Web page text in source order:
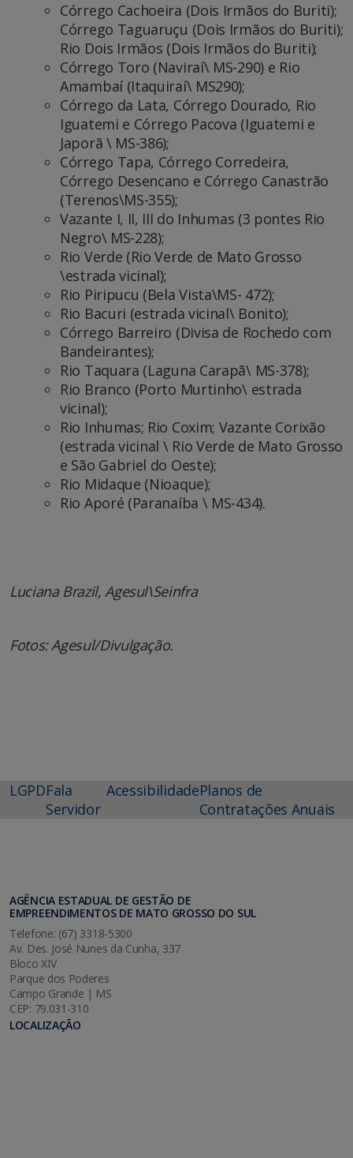
Córrego Cachoeira (Dois Irmãos do Buriti);
Córrego Taguaruçu (Dois Irmãos do Buriti);
Rio Dois Irmãos (Dois Irmãos do Buriti);
Córrego Toro (Naviraí\ MS-290) e Rio
Amambaí (Itaquiraí\ MS290);
Córrego da Lata, Córrego Dourado, Rio
Iguatemi e Córrego Pacova (Iguatemi e
Japorã \ MS-386);
Córrego Tapa, Córrego Corredeira,
Córrego Desencano e Córrego Canastrão
(Terenos\MS-355);
Vazante I, II, III do Inhumas (3 pontes Rio
Negro\ MS-228);
Rio Verde (Rio Verde de Mato Grosso
\estrada vicinal);
Rio Piripucu (Bela Vista\MS- 472);
Rio Bacuri (estrada vicinal\ Bonito);
Córrego Barreiro (Divisa de Rochedo com
Bandeirantes);
Rio Taquara (Laguna Carapã\ MS-378);
Rio Branco (Porto Murtinho\ estrada
vicinal);
Rio Inhumas; Rio Coxim; Vazante Corixão
(estrada vicinal \ Rio Verde de Mato Grosso
e São Gabriel do Oeste);
Rio Midaque (Nioaque);
Rio Aporé (Paranaíba \ MS-434).
Luciana Brazil, Agesul\Seinfra
Fotos: Agesul/Divulgação.
LGPDFala
Servidor
AcessibilidadePlanos de
Contratações Anuais
AGÊNCIA ESTADUAL DE GESTÃO DE
EMPREENDIMENTOS DE MATO GROSSO DO SUL
Telefone: (67) 3318-5300
Av. Des. José Nunes da Cunha, 337
Bloco XIV
Parque dos Poderes
Campo Grande | MS
CEP: 79.031-310
LOCALIZAÇÃO